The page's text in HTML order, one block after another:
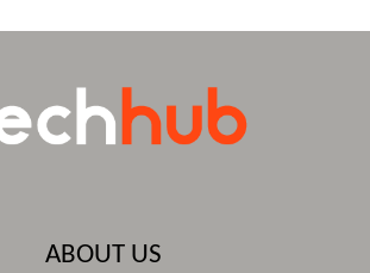
ABOUT US